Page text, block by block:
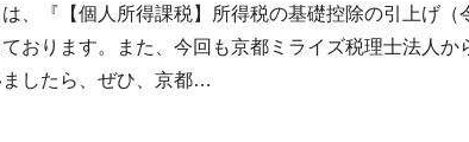
『【個人所得課税】所得税の基礎控除の引上げ（
おります。また、今回も京都ミライズ税理士法人か
したら、ぜひ、京都…